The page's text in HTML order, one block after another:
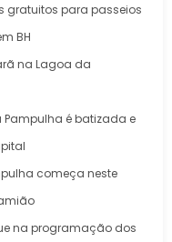
gratuitos para passeios
BH
na Lagoa da
é batizada e
começa neste
na programação dos